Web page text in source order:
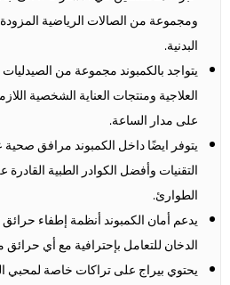
ومجموعة من الصالات الرياضية
البدنية.
يتواجد بالكمبوند مجموعة من الصيدليات
العلاجية ومنتجات العناية الشخصية
على مدار الساعة.
يتوفر ايضًا داخل الكمبوند مرافق
التقنيات وأفضل الكوادر الطبية
الطوارئ.
يدعم أمان الكمبوند أنظمة إطفاء
الدخان للتعامل بإحترافية مع أي حرائق
يحتوي بيراج على تراكات خاصة